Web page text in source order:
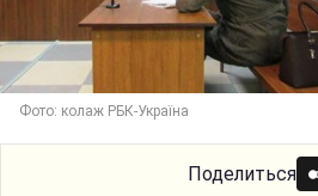
Фото: колаж РБК-Україна
Поделиться